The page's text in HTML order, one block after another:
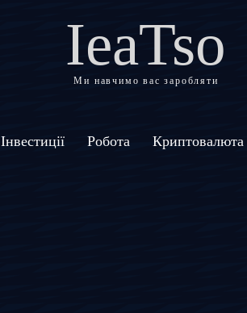
IeaTso
Ми навчимо вас заробляти
Інвестиції Робота Криптовалюта